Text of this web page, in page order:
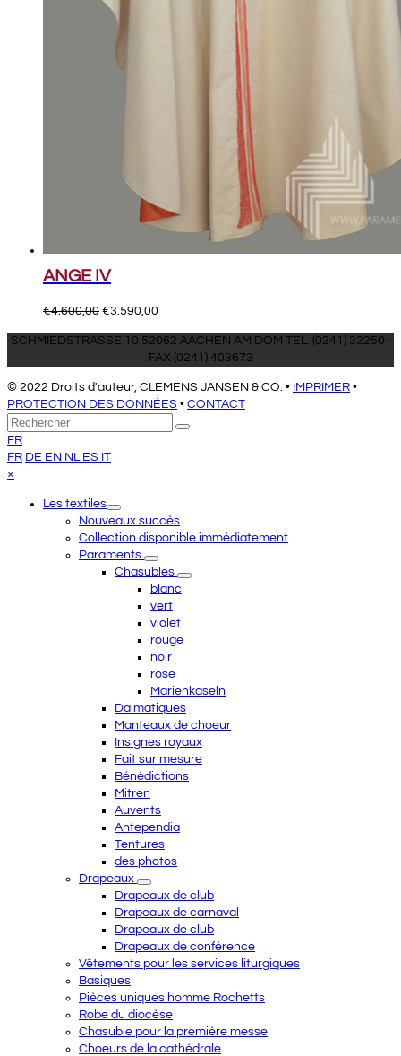
ANGE IV
€4.600,00 Le
initial
€3.590,00
actuel
est :
SCHMIEDSTRASSE 10 52062 AACHEN AM DOM TEL. (0241) 32250 ·
FAX (0241) 403673
© 2022 Droits d'auteur, CLEMENS JANSEN & CO. • IMPRIMER •
PROTECTION DES DONNÉES • CONTACT
Retour
au
sommet
Rechercher
Envoyer
FR
FR DE EN NL ES IT
×
menuLes textiles
Nouveaux succès
Collection disponible immédiatement
Paraments
Chasubles
blanc
vert
violet
rouge
noir
rose
Marienkaseln
Dalmatiques
Manteaux de choeur
Insignes royaux
Fait sur mesure
Bénédictions
Mitren
Auvents
Antependia
Tentures
des photos
Drapeaux
Drapeaux de club
Drapeaux de carnaval
Drapeaux de club
Drapeaux de conférence
Vêtements pour les services liturgiques
Basiques
Pièces uniques homme Rochetts
Robe du diocèse
Chasuble pour la première messe
Choeurs de la cathédrale